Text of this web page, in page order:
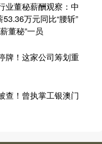
业董秘薪酬观察：中
万元同比“腰斩”
董秘”一员
牌！这家公司筹划重
查！曾执掌工银澳门